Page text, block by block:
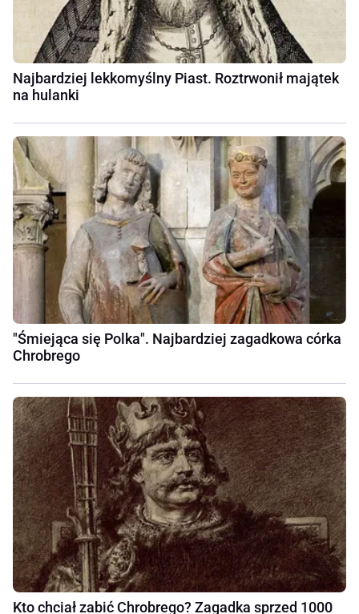
Najbardziej lekkomyślny Piast. Roztrwonił majątek
na hulanki
"Śmiejąca się Polka". Najbardziej zagadkowa córka
Chrobrego
Kto chciał zabić Chrobrego? Zagadka sprzed 1000